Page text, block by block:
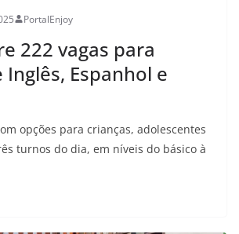
PortalEnjoy
222 vagas para
Inglês, Espanhol e
opções para crianças, adolescentes
turnos do dia, em níveis do básico à